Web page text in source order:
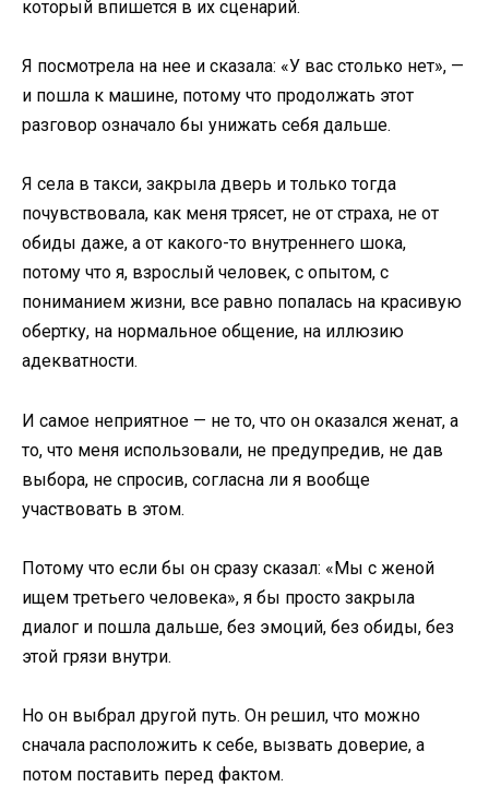
который впишется в их сценарий.
Я посмотрела на нее и сказала: «У вас столько нет», —
и пошла к машине, потому что продолжать этот
разговор означало бы унижать себя дальше.
Я села в такси, закрыла дверь и только тогда
почувствовала, как меня трясет, не от страха, не от
обиды даже, а от какого-то внутреннего шока,
потому что я, взрослый человек, с опытом, с
пониманием жизни, все равно попалась на красивую
обертку, на нормальное общение, на иллюзию
адекватности.
И самое неприятное — не то, что он оказался женат, а
то, что меня использовали, не предупредив, не дав
выбора, не спросив, согласна ли я вообще
участвовать в этом.
Потому что если бы он сразу сказал: «Мы с женой
ищем третьего человека», я бы просто закрыла
диалог и пошла дальше, без эмоций, без обиды, без
этой грязи внутри.
Но он выбрал другой путь. Он решил, что можно
сначала расположить к себе, вызвать доверие, а
потом поставить перед фактом.